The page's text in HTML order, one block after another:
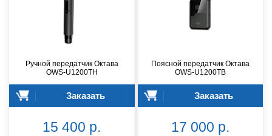
Ручной передатчик Октава
OWS-U1200TH
Заказать
15 400 р.
Поясной передатчик Октава
OWS-U1200TB
Заказать
17 000 р.